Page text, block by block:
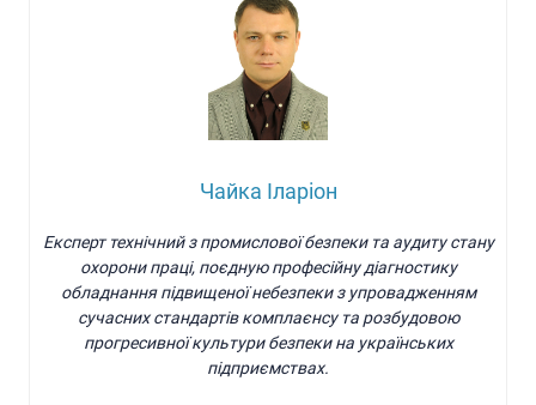
Чайка Іларіон
Експерт технічний з промислової безпеки та аудиту стану
охорони праці, поєдную професійну діагностику
обладнання підвищеної небезпеки з упровадженням
сучасних стандартів комплаєнсу та розбудовою
прогресивної культури безпеки на українських
підприємствах.